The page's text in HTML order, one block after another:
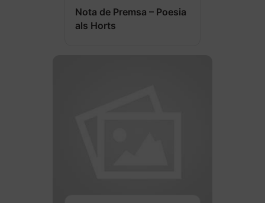
Nota de Premsa – Poesia
als Horts